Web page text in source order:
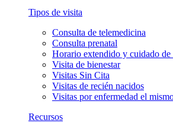
Tipos de visita
Consulta de telemedicina
Consulta prenatal
Horario extendido y cuidado de
Visita de bienestar
Visitas Sin Cita
Visitas de recién nacidos
Visitas por enfermedad el
Recursos